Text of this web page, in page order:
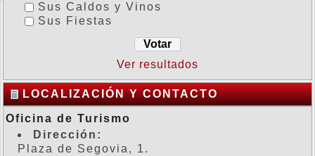
Sus Caldos y Vinos
Sus Fiestas
Ver resultados
LOCALIZACIÓN Y CONTACTO
Oficina de Turismo
Dirección:
Plaza de Segovia, 1.